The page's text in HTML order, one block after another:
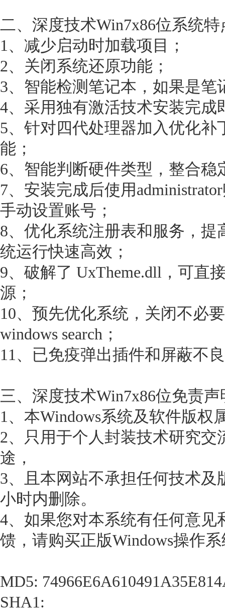
二、深度技术Win7x86位系统特
1、减少启动时加载项目；
2、关闭系统还原功能；
3、智能检测笔记本，如果是
4、采用独有激活技术安装完成
5、针对四代处理器加入优化补
能；
6、智能判断硬件类型，整合稳
7、安装完成后使用
手动设置账号；
8、优化系统注册表和服务，
统运行快速高效；
9、破解了 UxTheme.dll，可直
源；
10、预先优化系统，关闭不必
windows search；
11、已免疫弹出插件和屏蔽不
三、深度技术Win7x86位免责声
1、本Windows系统及软件版权
2、只用于个人封装技术研究
途，
3、且本网站不承担任何技术及
小时内删除。
4、如果您对本系统有任何意见
馈，请购买正版Windows操作
MD5:
SHA1: